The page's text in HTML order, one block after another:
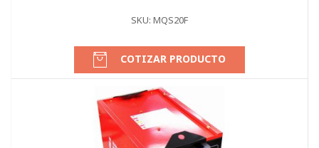
SKU: MQS20F
COTIZAR PRODUCTO